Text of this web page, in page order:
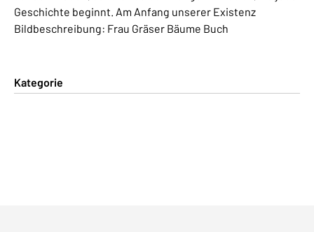
Geschichte beginnt. Am Anfang unserer Existenz
Bildbeschreibung: Frau Gräser Bäume Buch
Kategorie